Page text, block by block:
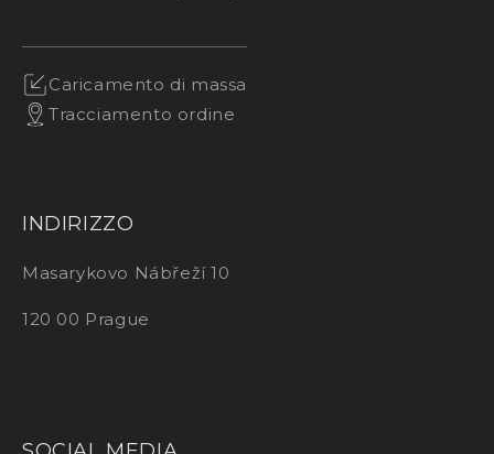
Caricamento di massa
Tracciamento ordine
INDIRIZZO
Masarykovo Nábřeží 10
120 00 Prague